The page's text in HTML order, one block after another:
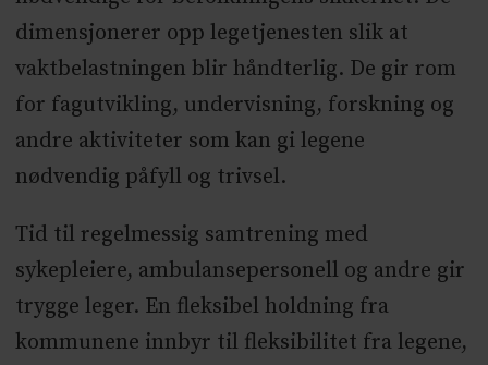
dimensjonerer opp legetjenesten slik at
vaktbelastningen blir håndterlig. De gir rom
for fagutvikling, undervisning, forskning og
andre aktiviteter som kan gi legene
nødvendig påfyll og trivsel.
Tid til regelmessig samtrening med
sykepleiere, ambulansepersonell og andre gir
trygge leger. En fleksibel holdning fra
kommunene innbyr til fleksibilitet fra legene,